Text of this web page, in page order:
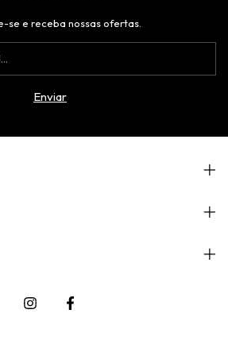
se e receba nossas ofertas.